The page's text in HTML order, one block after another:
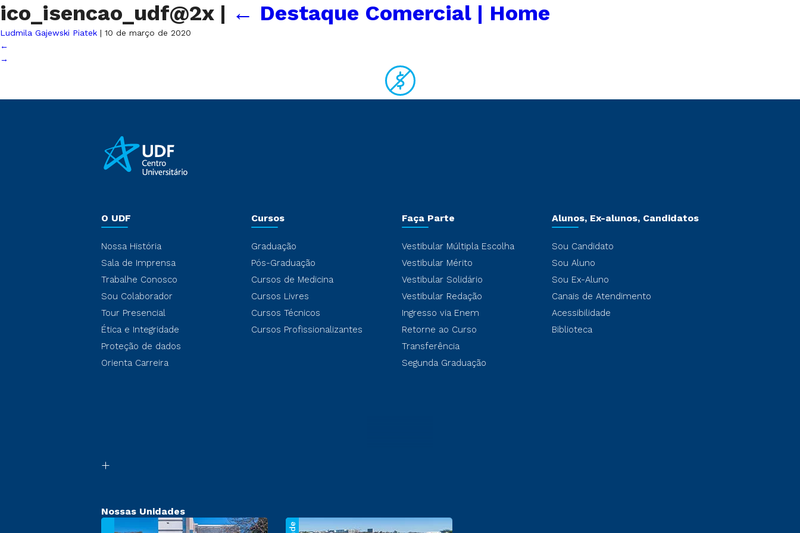
ico_isencao_udf@2x | ← Destaque Comercial | Home
Ludmila Gajewski Piatek | 10 de março de 2020
←
→
O UDF
Nossa História
Sala de Imprensa
Trabalhe Conosco
Sou Colaborador
Tour Presencial
Ética e Integridade
Proteção de dados
Orienta Carreira
Cursos
Graduação
Pós-Graduação
Cursos de Medicina
Cursos Livres
Cursos Técnicos
Cursos Profissionalizantes
Faça Parte
Vestibular Múltipla Escolha
Vestibular Mérito
Vestibular Solidário
Vestibular Redação
Ingresso via Enem
Retorne ao Curso
Transferência
Segunda Graduação
Alunos, Ex-alunos, Candidatos
Sou Candidato
Sou Aluno
Sou Ex-Aluno
Canais de Atendimento
Acessibilidade
Biblioteca
Nossas Unidades